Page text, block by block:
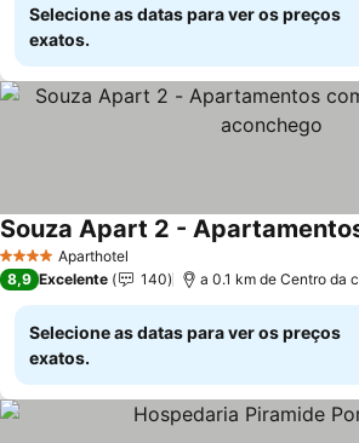
Selecione as datas para ver os preços
exatos.
4 EstrelasAparthotel
8,9 Excelente 140 a 0.1 km de Centro da
Selecione as datas para ver os preços
exatos.